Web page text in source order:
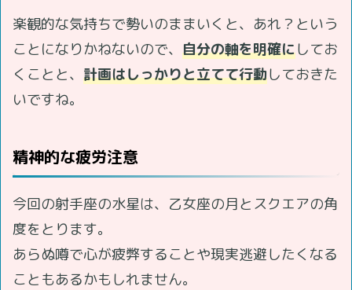
楽観的な気持ちで勢いのままいくと、あれ？という
ことになりかねないので、 自分の軸を明確にしてお
くことと、 計画はしっかりと立てて行動しておきた
いですね。
精神的な疲労注意
今回の射手座の水星は、乙女座の月とスクエアの角
度をとります。
あらぬ噂で心が疲弊することや現実逃避したくなる
こともあるかもしれません。